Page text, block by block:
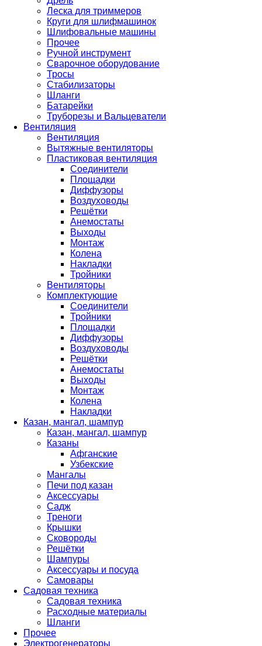
Леска для триммеров
Круги для шлифмашинок
Шлифовальные машины
Прочее
Ручной инструмент
Сварочное оборудование
Тросы
Стабилизаторы
Шланги
Батарейки
Труборезы и Вальцеватели
Вентиляция
Вентиляция
Вытяжные вентиляторы
Пластиковая вентиляция
Соединители
Площадки
Диффузоры
Воздуховоды
Решётки
Анемостаты
Выходы
Монтаж
Колена
Накладки
Тройники
Вентиляторы
Комплектующие
Соединители
Тройники
Площадки
Диффузоры
Воздуховоды
Решётки
Анемостаты
Выходы
Монтаж
Колена
Накладки
Казан, мангал, шампур
Казан, мангал, шампур
Казаны
Афганские
Узбекские
Мангалы
Печи под казан
Аксессуары
Садж
Треноги
Крышки
Сковороды
Решётки
Шампуры
Аксессуары и посуда
Самовары
Садовая техника
Садовая техника
Расходные материалы
Шланги
Прочее
Электрогенераторы